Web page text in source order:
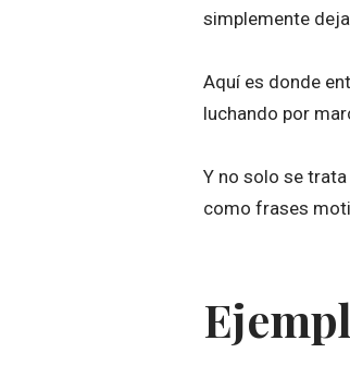
simplemente
Aquí es donde
luchando por
Y no solo se
como frases